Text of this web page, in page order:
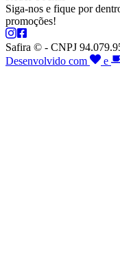
Siga-nos e fique por
promoções!
Safira © - CNPJ
Desenvolvido com
e